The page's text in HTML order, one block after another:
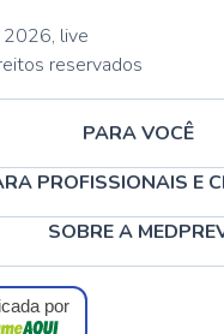
2026, live
reservados
PARA VOCÊ
PROFISSIONAIS E
SOBRE A
por